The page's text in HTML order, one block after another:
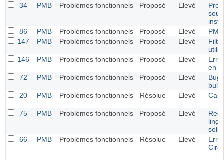
34 PMB Problèmes fonctionnels Proposé Elevé
86
PMB Problèmes fonctionnels Proposé Elevé
147
PMB Problèmes fonctionnels Proposé Elevé
146
PMB Problèmes fonctionnels Proposé Elevé
en
72
PMB Problèmes fonctionnels Proposé Elevé
Bug
20
PMB Problèmes fonctionnels Résolue Elevé
75 PMB Problèmes fonctionnels Proposé Elevé
66
PMB Problèmes fonctionnels Résolue Elevé